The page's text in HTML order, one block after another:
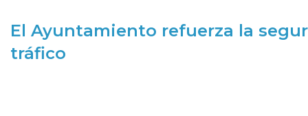
El Ayuntamiento refuerza la
tráfico